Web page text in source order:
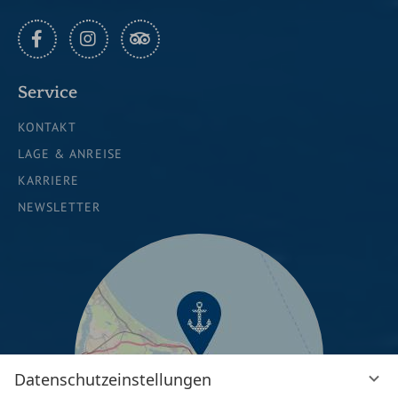
Datenschutzeinstellungen
zugelassen. Stellen Sie diese bitte vor der Rezeption
oder vor Ihrem Zimmer ab. Nach 2 schweren Unfällen
(Knochenbrüchen von angefahrenen Gästen) mit
Festlegung konsequent durchzusetzen.
Vermittlung von Pflegediensten
möglich. Unsere Mitarbeiter sind nicht berechtigt,
Service
KONTAKT
LAGE & ANREISE
KARRIERE
NEWSLETTER